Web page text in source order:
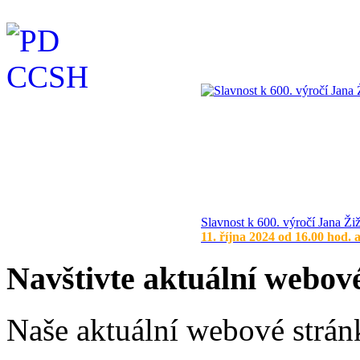
Slavnost k 600. výročí Jana
11. října 2024 od 16.00 hod.
Navštivte aktuální
Naše aktuální webové